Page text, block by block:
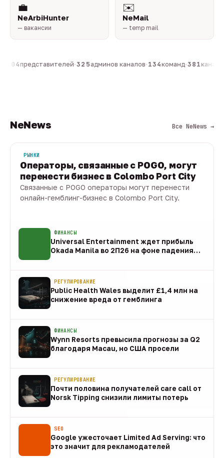
💼
NeArbiHunter
— вакансии
✉️
NeMail
— temp mail
804представителей·325 админов каналов·134команд·381
NeNews Все NeNews →
РЫНКИ
Операторы, связанные с POGO, могут
перенести бизнес в Colombo Port City
Связанные с POGO операторы могут перенести
онлайн-гемблинг-бизнес в Colombo Port City.
ФИНАНСЫ
Universal Entertainment ждет прибыль
Okada Manila во 2П26 на фоне падения
РЕГУЛИРОВАНИЕ
Public Health Wales выделит £1,4 млн на
снижение вреда от гемблинга
ФИНАНСЫ
Wynn Resorts превысила прогнозы за Q2
благодаря Macau, но США просели
РЕГУЛИРОВАНИЕ
Почти половина получателей care call от
Norsk Tipping снизили лимиты потерь
SEO
Google ужесточает Limited Ad Serving: что
это значит для рекламодателей